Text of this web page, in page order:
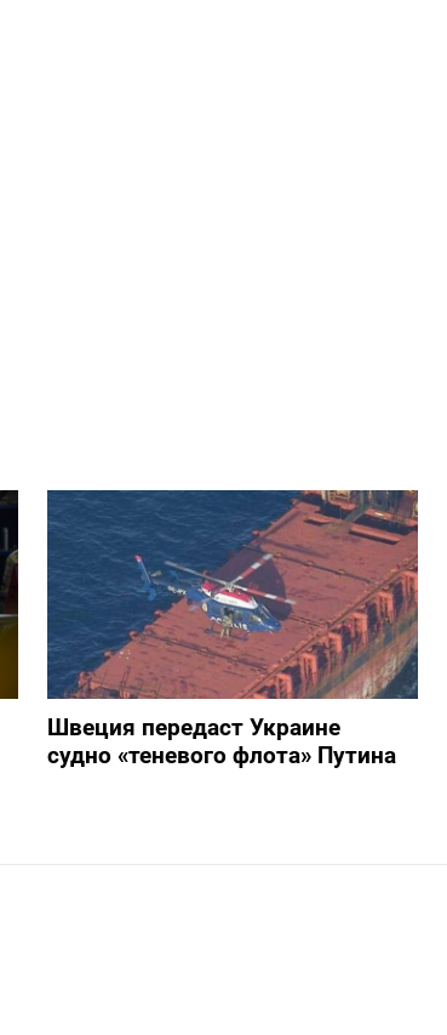
Швеция передаст Украине
судно «теневого флота» Путина